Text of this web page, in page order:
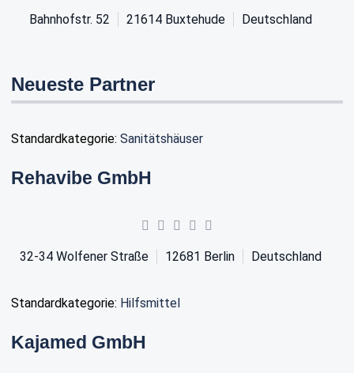
Bahnhofstr. 52 21614 Buxtehude Deutschland
Neueste Partner
Standardkategorie: Sanitätshäuser
Rehavibe GmbH
32-34 Wolfener Straße 12681 Berlin Deutschland
Standardkategorie: Hilfsmittel
Kajamed GmbH